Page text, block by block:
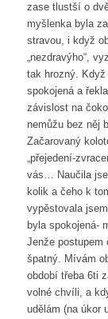
zase tlustší o
myšlenka byla
stravou, i když
„nezdravýho“,
tak hrozný.
spokojená a
závislost na
nemůžu bez něj
Začarovaný
„přejedení-
vás… Naučila
kolik a čeho k
vypěstovala
byla spokojená-
Jenže postupem
špatný. Mívám
období třeba 6ti
volné chvíli, a
udělám (na úkor